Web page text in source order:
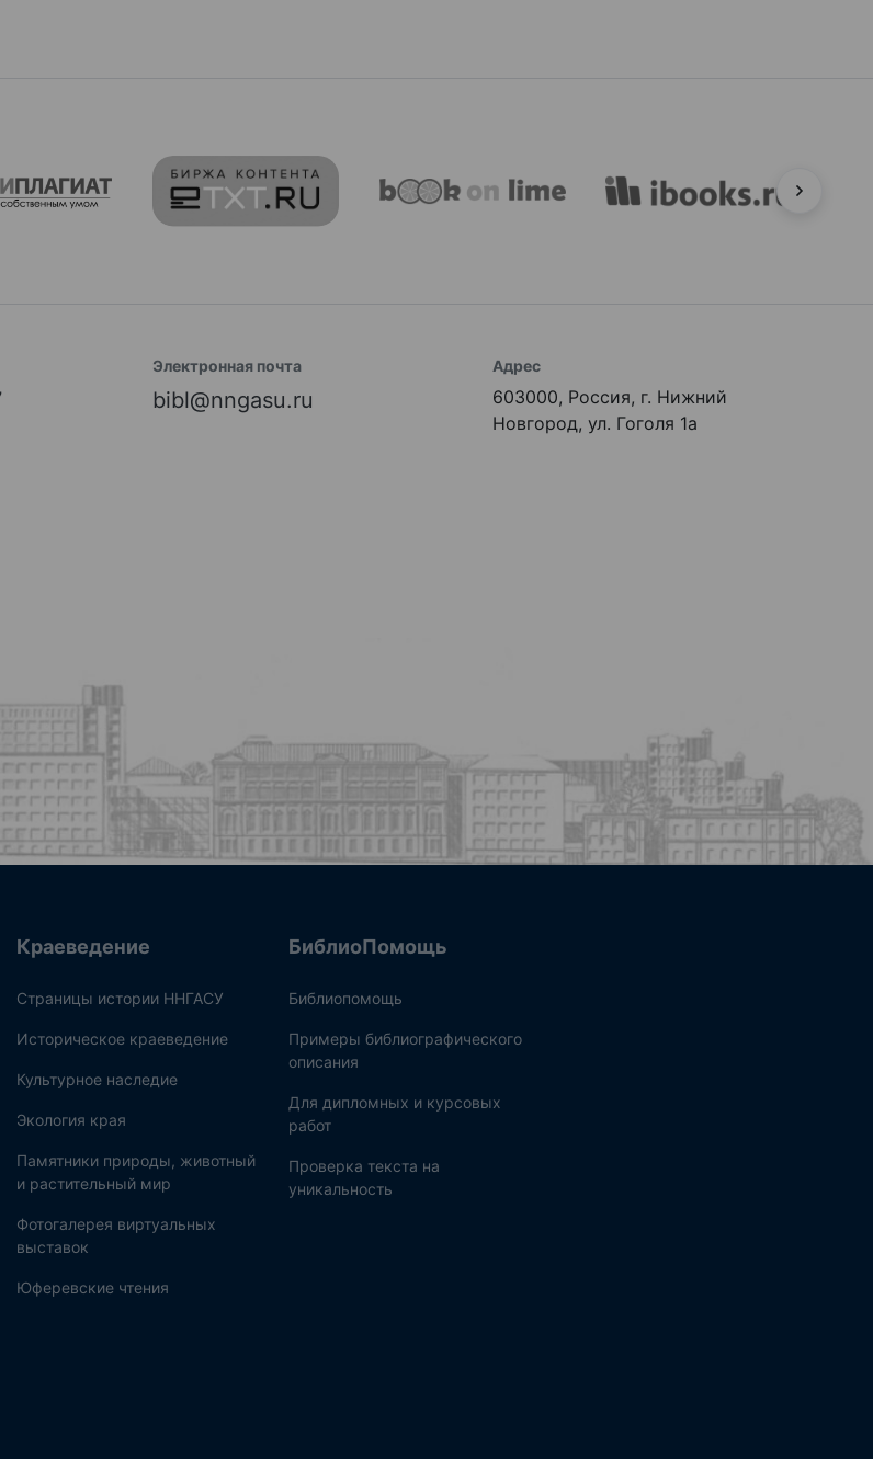
Электронная почта
bibl@nngasu.ru
Адрес
603000, Россия, г. Нижний
Новгород, ул. Гоголя 1а
Краеведение
Страницы истории ННГАСУ
Историческое краеведение
Культурное наследие
Экология края
Памятники природы, животный
и растительный мир
Фотогалерея виртуальных
выставок
Юферевские чтения
БиблиоПомощь
Библиопомощь
Примеры библиографического
описания
Для дипломных и курсовых
работ
Проверка текста на
уникальность